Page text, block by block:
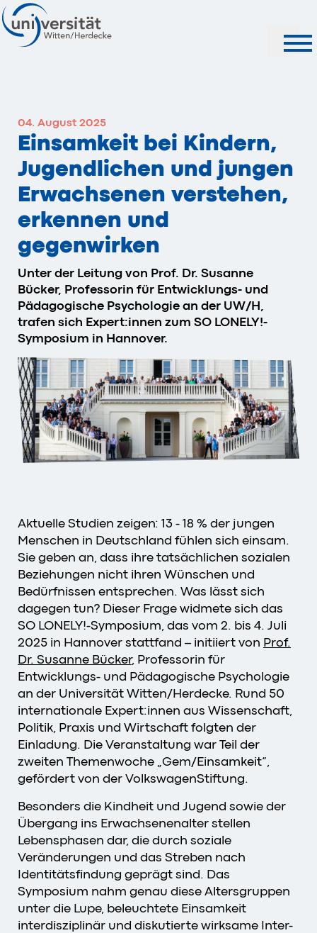
04. August 2025
Einsamkeit bei Kindern,
Jugendlichen und jungen
Erwachsenen verstehen,
erkennen und
gegenwirken
Unter der Leitung von Prof. Dr. Susanne
Bücker, Professorin für Entwicklungs- und
Pädagogische Psychologie an der UW/H,
trafen sich Expert:innen zum SO LONELY!-
Symposium in Hannover.
Aktuelle Studien zeigen: 13 - 18 % der jungen
Menschen in Deutschland fühlen sich einsam.
Sie geben an, dass ihre tatsächlichen sozialen
Beziehungen nicht ihren Wünschen und
Bedürfnissen entsprechen. Was lässt sich
dagegen tun? Dieser Frage widmete sich das
SO LONELY!-Symposium, das vom 2. bis 4. Juli
2025 in Hannover stattfand – initiiert von Prof.
Dr. Susanne Bücker, Professorin für
Entwicklungs- und Pädagogische Psychologie
an der Universität Witten/Herdecke. Rund 50
internationale Expert:innen aus Wissenschaft,
Politik, Praxis und Wirtschaft folgten der
Einladung. Die Veranstaltung war Teil der
zweiten Themenwoche „Gem/Einsamkeit“,
gefördert von der VolkswagenStiftung.
Besonders die Kindheit und Jugend sowie der
Übergang ins Erwachsenenalter stellen
Lebensphasen dar, die durch soziale
Veränderungen und das Streben nach
Identitätsfindung geprägt sind. Das
Symposium nahm genau diese Altersgruppen
unter die Lupe, beleuchtete Einsamkeit
interdisziplinär und diskutierte wirksame Inter-